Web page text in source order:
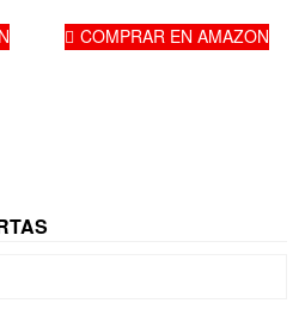
COMPRAR EN AMAZON